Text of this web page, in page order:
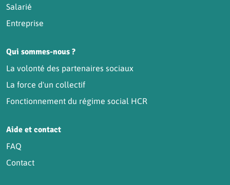
Salarié
Entreprise
Qui sommes-nous ?
La volonté des partenaires sociaux
La force d'un collectif
Fonctionnement du régime social HCR
Aide et contact
FAQ
Contact